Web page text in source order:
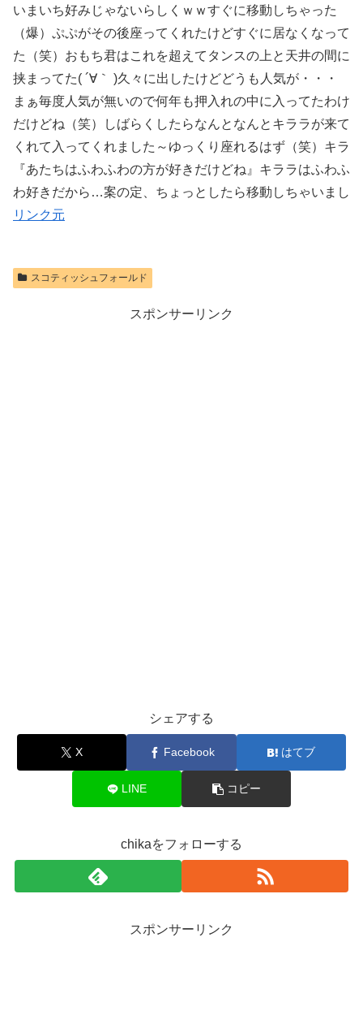
いまいち好みじゃないらしくｗｗすぐに移動しちゃった
（爆）ぷぷがその後座ってくれたけどすぐに居なくなって
た（笑）おもち君はこれを超えてタンスの上と天井の間に
挟まってた( ´∀｀ )久々に出したけどどうも人気が・・・
まぁ毎度人気が無いので何年も押入れの中に入ってたわけ
だけどね（笑）しばらくしたらなんとなんとキララが来て
くれて入ってくれました～ゆっくり座れるはず（笑）キラ
『あたちはふわふわの方が好きだけどね』キララはふわふ
わ好きだから…案の定、ちょっとしたら移動しちゃいまし
リンク元
スコティッシュフォールド
スポンサーリンク
シェアする
X Facebook はてブ
LINE コピー
chikaをフォローする
スポンサーリンク